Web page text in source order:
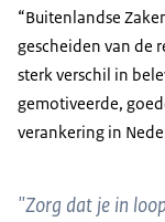
“Buitenlandse
gescheiden van de
sterk verschil in
gemotiveerde,
verankering in
"Zorg dat je in